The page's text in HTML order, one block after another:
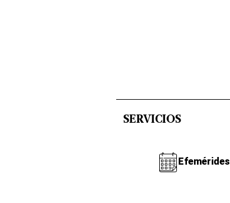
SERVICIOS
Efemérides